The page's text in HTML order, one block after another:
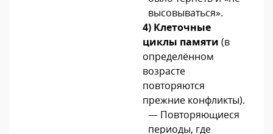
высовываться».
4) Клеточные
циклы памяти (в
определённом
возрасте
повторяются
прежние конфликты).
— Повторяющиеся
периоды, где